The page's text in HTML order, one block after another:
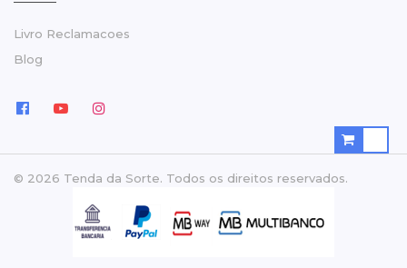
Livro Reclamacoes
Blog
© 2026 Tenda da Sorte. Todos os direitos reservados.